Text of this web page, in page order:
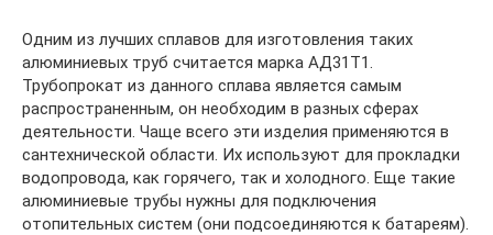
Одним из лучших сплавов для изготовления таких
алюминиевых труб считается марка АД31Т1.
Трубопрокат из данного сплава является самым
распространенным, он необходим в разных сферах
деятельности. Чаще всего эти изделия применяются в
сантехнической области. Их используют для прокладки
водопровода, как горячего, так и холодного. Еще такие
алюминиевые трубы нужны для подключения
отопительных систем (они подсоединяются к батареям).